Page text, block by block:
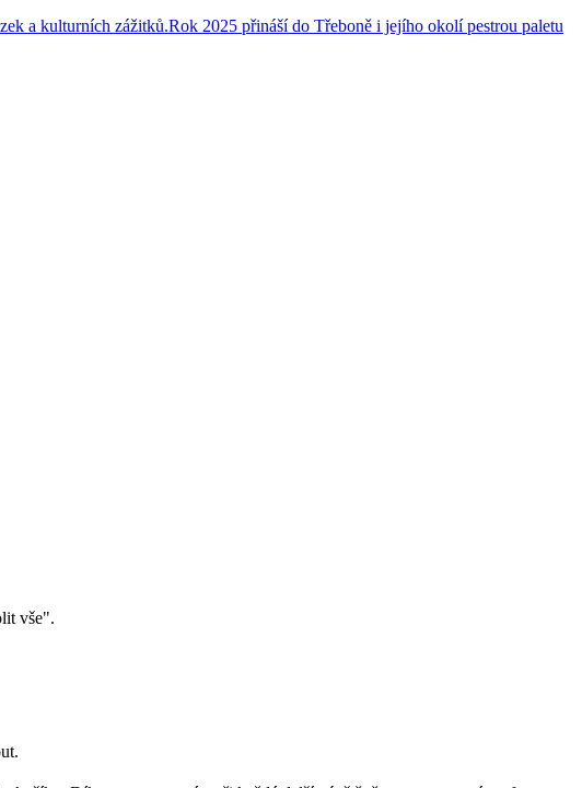
a kulturních zážitků.Rok 2025 přináší do Třeboně i jejího okolí pestrou paletu
vše".